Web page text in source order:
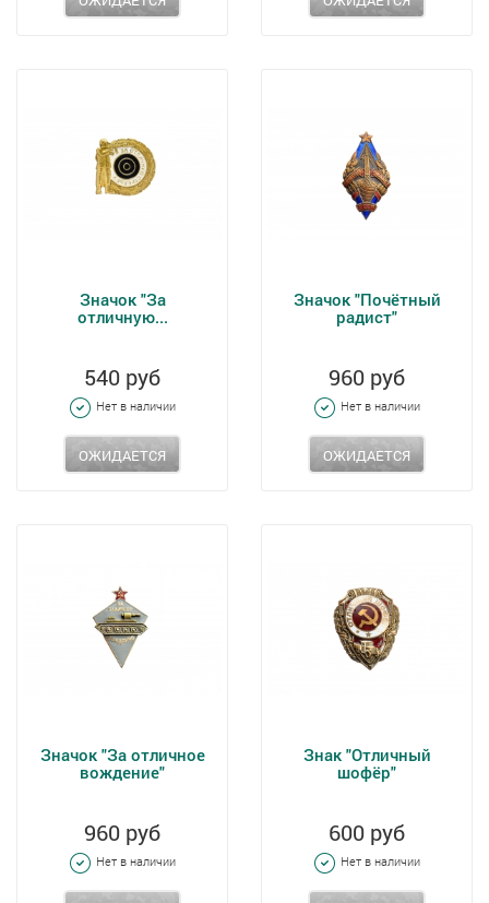
Значок "За
отличную...
540 руб
Нет в наличии
ОЖИДАЕТСЯ
Значок "Почётный
радист"
960 руб
Нет в наличии
ОЖИДАЕТСЯ
Значок "За отличное
вождение"
960 руб
Нет в наличии
Знак "Отличный
шофёр"
600 руб
Нет в наличии